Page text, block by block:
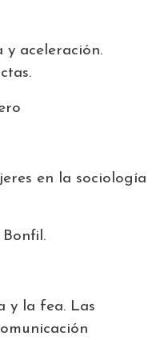
y aceleración.
en la sociología
y la fea. Las